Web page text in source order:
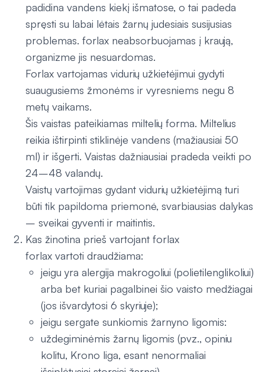
padidina vandens kiekį išmatose, o tai padeda
spręsti su labai lėtais žarnų judesiais susijusias
problemas. forlax neabsorbuojamas į kraują,
organizme jis nesuardomas.
Forlax vartojamas vidurių užkietėjimui gydyti
suaugusiems žmonėms ir vyresniems negu 8
metų vaikams.
Šis vaistas pateikiamas miltelių forma. Miltelius
reikia ištirpinti stiklinėje vandens (mažiausiai 50
ml) ir išgerti. Vaistas dažniausiai pradeda veikti po
24–48 valandų.
Vaistų vartojimas gydant vidurių užkietėjimą turi
būti tik papildoma priemonė, svarbiausias dalykas
– sveikai gyventi ir maitintis.
Kas žinotina prieš vartojant forlax
forlax vartoti draudžiama:
jeigu yra alergija makrogoliui (polietilenglikoliui)
arba bet kuriai pagalbinei šio vaisto medžiagai
(jos išvardytosi 6 skyriuje);
jeigu sergate sunkiomis žarnyno ligomis:
uždegiminėmis žarnų ligomis (pvz., opiniu
kolitu, Krono liga, esant nenormaliai